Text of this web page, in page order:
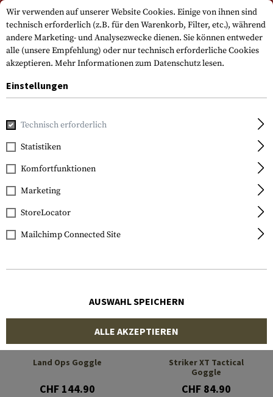
Bitte beachten Sie, dass die Lieferzeiten auf Grund eines Feiertags am
15.08.2026 abweichen können
ESS
Land Ops Goggle
CHF 144.90
ESS
Striker XT Tactical
Goggle
CHF 84.90
Wir verwenden auf unserer Website Cookies. Einige von ihnen sind
technisch erforderlich (z.B. für den Warenkorb, Filter, etc.), während
andere Marketing- und Analysezwecke dienen. Sie können entweder
alle (unsere Empfehlung) oder nur technisch erforderliche Cookies
akzeptieren. Mehr Informationen zum Datenschutz lesen.
Einstellungen
Technisch erforderlich
Statistiken
Komfortfunktionen
Marketing
StoreLocator
Mailchimp Connected Site
AUSWAHL SPEICHERN
ALLE AKZEPTIEREN